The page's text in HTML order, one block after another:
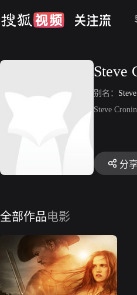
Steve
别名：
Steve
分
全部作品电影